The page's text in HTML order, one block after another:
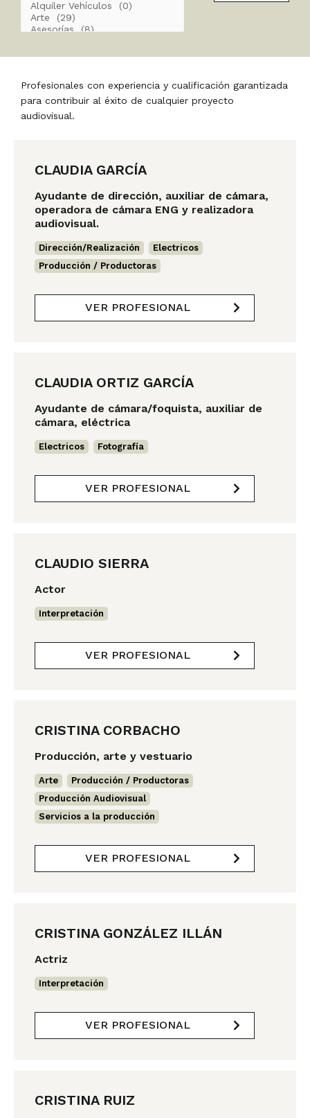
Profesionales con experiencia y cualificación garantizada
para contribuir al éxito de cualquier proyecto
audiovisual.
CLAUDIA GARCÍA
Ayudante de dirección, auxiliar de cámara,
operadora de cámara ENG y realizadora
audiovisual.
Dirección/Realización Electricos
Producción / Productoras
VER PROFESIONAL
CLAUDIA ORTIZ GARCÍA
Ayudante de cámara/foquista, auxiliar de
cámara, eléctrica
Electricos Fotografía
VER PROFESIONAL
CLAUDIO SIERRA
Actor
Interpretación
VER PROFESIONAL
CRISTINA CORBACHO
Producción, arte y vestuario
Arte Producción / Productoras
Producción Audiovisual
Servicios a la producción
VER PROFESIONAL
CRISTINA GONZÁLEZ ILLÁN
Actriz
Interpretación
VER PROFESIONAL
CRISTINA RUIZ
g
i
n
a
g
i
n
g
i
n
i
n
i
n
i
n